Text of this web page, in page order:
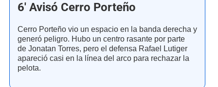
6' Avisó Cerro Porteño
Cerro Porteño vio un espacio en la banda derecha y
generó peligro. Hubo un centro rasante por parte
de Jonatan Torres, pero el defensa Rafael Lutiger
apareció casi en la línea del arco para rechazar la
pelota.